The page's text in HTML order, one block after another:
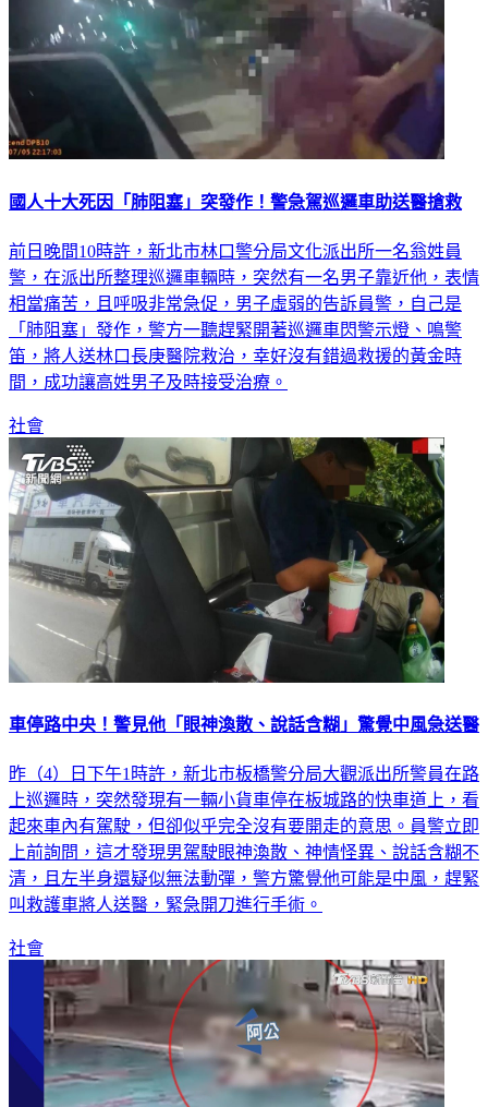
國人十大死因「肺阻塞」突發作！警急駕巡邏車助送醫搶救
前日晚間10時許，新北市林口警分局文化派出所一名翁姓員
警，在派出所整理巡邏車輛時，突然有一名男子靠近他，表情
相當痛苦，且呼吸非常急促，男子虛弱的告訴員警，自己是
「肺阻塞」發作，警方一聽趕緊開著巡邏車閃警示燈、鳴警
笛，將人送林口長庚醫院救治，幸好沒有錯過救援的黃金時
間，成功讓高姓男子及時接受治療。
社會
車停路中央！警見他「眼神渙散、說話含糊」驚覺中風急送醫
昨（4）日下午1時許，新北市板橋警分局大觀派出所警員在路
上巡邏時，突然發現有一輛小貨車停在板城路的快車道上，看
起來車內有駕駛，但卻似乎完全沒有要開走的意思。員警立即
上前詢問，這才發現男駕駛眼神渙散、神情怪異、說話含糊不
清，且左半身還疑似無法動彈，警方驚覺他可能是中風，趕緊
叫救護車將人送醫，緊急開刀進行手術。
社會